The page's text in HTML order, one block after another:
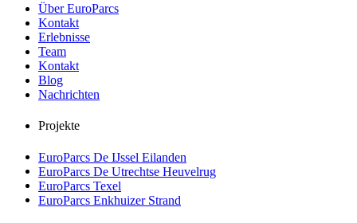
Über EuroParcs
Kontakt
Erlebnisse
Team
Kontakt
Blog
Nachrichten
Projekte
EuroParcs De IJssel Eilanden
EuroParcs De Utrechtse Heuvelrug
EuroParcs Texel
EuroParcs Enkhuizer Strand